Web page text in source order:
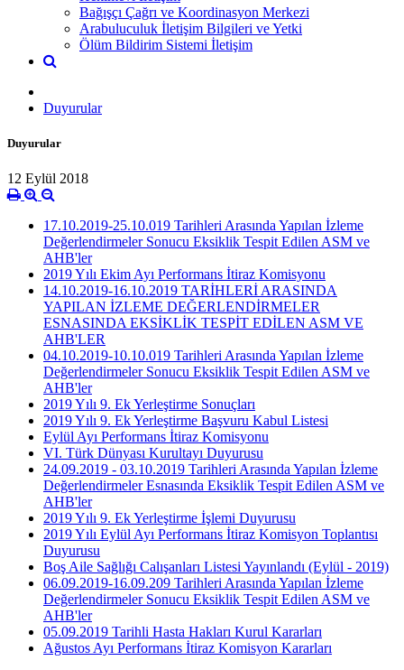
Bağışçı Çağrı ve Koordinasyon Merkezi
Arabuluculuk İletişim Bilgileri ve Yetki
Ölüm Bildirim Sistemi İletişim
Duyurular
Duyurular
12 Eylül 2018
17.10.2019-25.10.019 Tarihleri Arasında Yapılan İzleme
Değerlendirmeler Sonucu Eksiklik Tespit Edilen ASM ve
AHB'ler
2019 Yılı Ekim Ayı Performans İtiraz Komisyonu
14.10.2019-16.10.2019 TARİHLERİ ARASINDA
YAPILAN İZLEME DEĞERLENDİRMELER
ESNASINDA EKSİKLİK TESPİT EDİLEN ASM VE
AHB'LER
04.10.2019-10.10.019 Tarihleri Arasında Yapılan İzleme
Değerlendirmeler Sonucu Eksiklik Tespit Edilen ASM ve
AHB'ler
2019 Yılı 9. Ek Yerleştirme Sonuçları
2019 Yılı 9. Ek Yerleştirme Başvuru Kabul Listesi
Eylül Ayı Performans İtiraz Komisyonu
VI. Türk Dünyası Kurultayı Duyurusu
24.09.2019 - 03.10.2019 Tarihleri Arasında Yapılan İzleme
Değerlendirmeler Esnasında Eksiklik Tespit Edilen ASM ve
AHB'ler
2019 Yılı 9. Ek Yerleştirme İşlemi Duyurusu
2019 Yılı Eylül Ayı Performans İtiraz Komisyon Toplantısı
Duyurusu
Boş Aile Sağlığı Calışanları Listesi Yayınlandı (Eylül - 2019)
06.09.2019-16.09.209 Tarihleri Arasında Yapılan İzleme
Değerlendirmeler Sonucu Eksiklik Tespit Edilen ASM ve
AHB'ler
05.09.2019 Tarihli Hasta Hakları Kurul Kararları
Ağustos Ayı Performans İtiraz Komisyon Kararları